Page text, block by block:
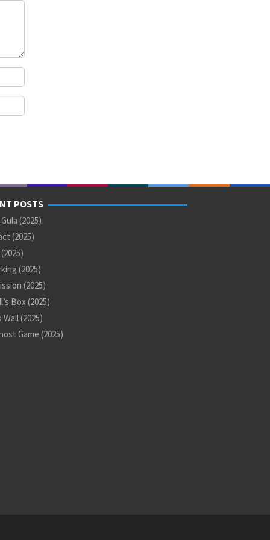
POSTS
(2025)
(2025)
(2025)
(2025)
Box (2025)
Wall (2025)
Game (2025)